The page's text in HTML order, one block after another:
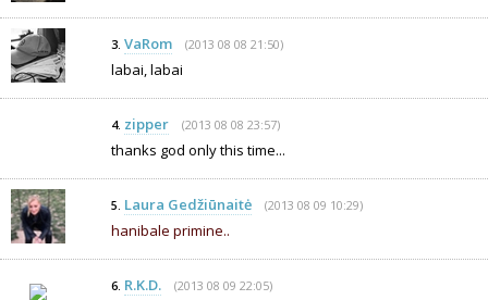
3. VaRom (2013 08 08 21:50)
labai, labai
4. zipper (2013 08 08 23:57)
thanks god only this time...
5. Laura Gedžiūnaitė (2013 08 09 10:29)
hanibale primine..
6. R.K.D. (2013 08 09 22:05)